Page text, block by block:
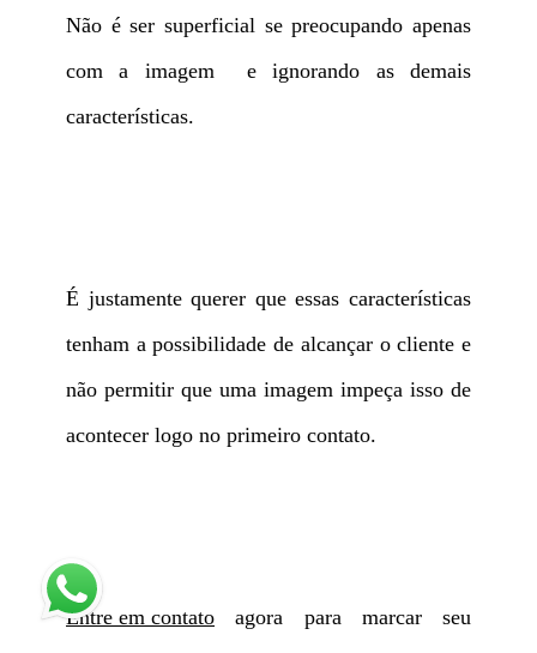
Não é ser superficial se preocupando apenas
com a imagem e ignorando as demais
características.
É justamente querer que essas características
tenham a possibilidade de alcançar o cliente e
não permitir que uma imagem impeça isso de
acontecer logo no primeiro contato.
Entre em contato agora para marcar seu